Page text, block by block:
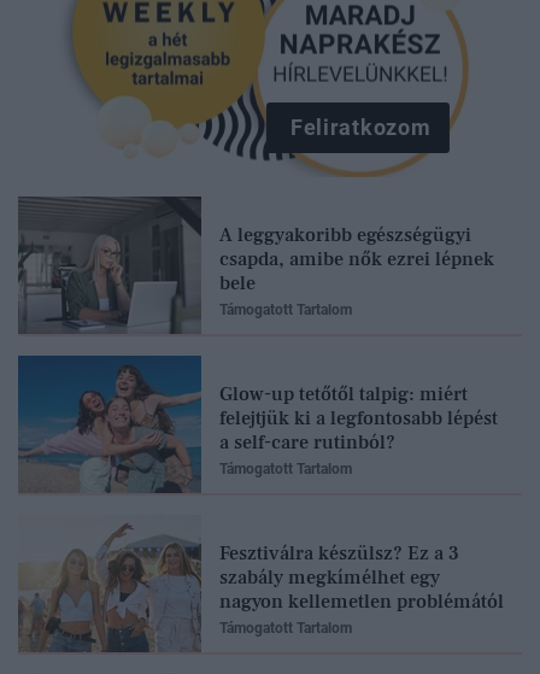
Feliratkozom
A leggyakoribb egészségügyi
csapda, amibe nők ezrei lépnek
bele
Támogatott Tartalom
Glow-up tetőtől talpig: miért
felejtjük ki a legfontosabb lépést
a self-care rutinból?
Támogatott Tartalom
Fesztiválra készülsz? Ez a 3
szabály megkímélhet egy
nagyon kellemetlen problémától
Támogatott Tartalom